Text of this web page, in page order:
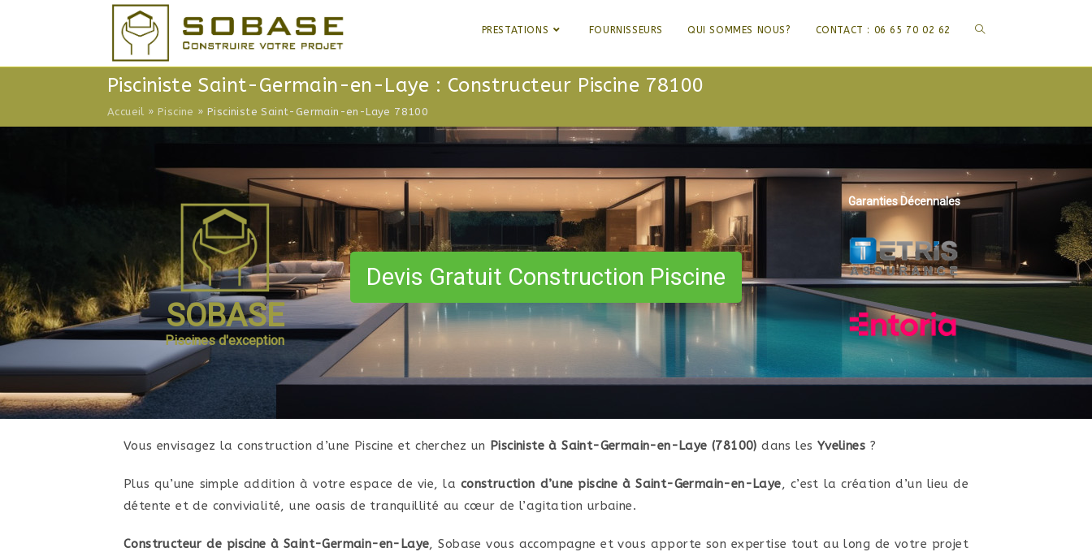
PRESTATIONS FOURNISSEURS QUI SOMMES NOUS? CONTACT : 06 65 70 02 62 TOGGLE
Pisciniste Saint-Germain-en-Laye : Constructeur Piscine 78100
Accueil » Piscine »Pisciniste Saint-Germain-en-Laye 78100
SOBASE
Piscines d'exception
Devis Gratuit Construction Piscine
Garanties Décennales
Vous envisagez la construction d’une Piscine et cherchez un Pisciniste à Saint-Germain-en-Laye (78100)dans les Yvelines ?
Plus qu’une simple addition à votre espace de vie, la construction d’une piscine à Saint-Germain-en-Laye, c’est la création d’un lieu de
détente et de convivialité, une oasis de tranquillité au cœur de l’agitation urbaine.
Constructeur de piscine à Saint-Germain-en-Laye, Sobase vous accompagne et vous apporte son expertise tout au long de votre projet